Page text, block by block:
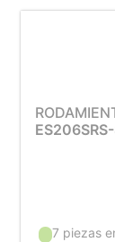
7 piezas